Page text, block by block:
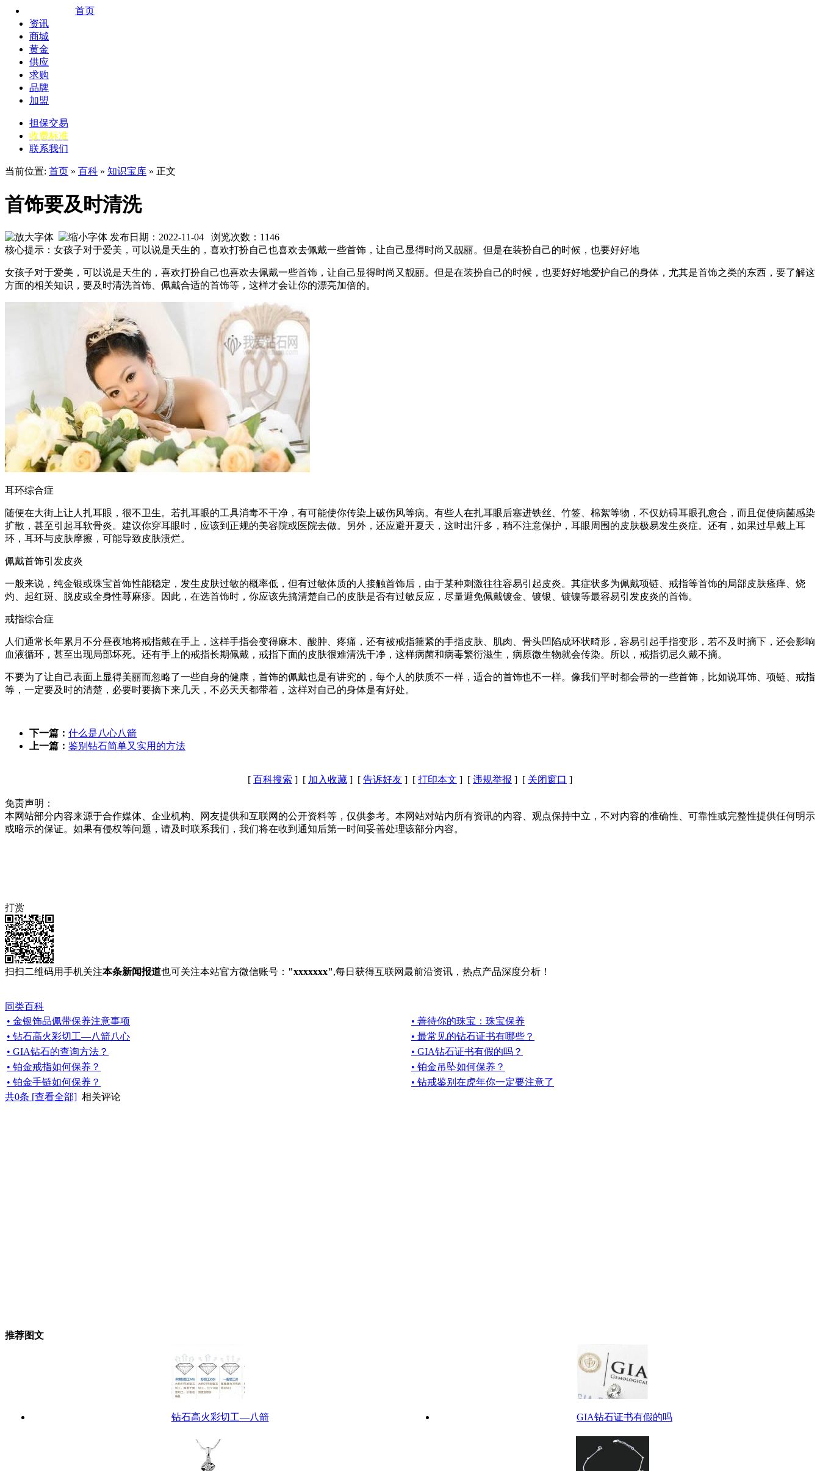
首页
资讯
商城
黄金
供应
求购
品牌
加盟
担保交易
收费标准
联系我们
当前位置: 首页 » 百科 » 知识宝库 » 正文
首饰要及时清洗
发布日期：2022-11-04 浏览次数： 1146
核心提示：女孩子对于爱美，可以说是天生的，喜欢打扮自己也喜欢去佩戴一些首饰，让自己显得时尚又靓丽。但是在装扮自己的时候，也要好好地
女孩子对于爱美，可以说是天生的，喜欢打扮自己也喜欢去佩戴一些首饰，让自己显得时尚又靓丽。但是在装扮自己的时候，也要好好地爱护自己的身体，尤其是首饰之类的东西，要了解这
方面的相关知识，要及时清洗首饰、佩戴合适的首饰等，这样才会让你的漂亮加倍的。
耳环综合症
随便在大街上让人扎耳眼，很不卫生。若扎耳眼的工具消毒不干净，有可能使你传染上破伤风等病。有些人在扎耳眼后塞进铁丝、竹签、棉絮等物，不仅妨碍耳眼孔愈合，而且促使病菌感染
扩散，甚至引起耳软骨炎。建议你穿耳眼时，应该到正规的美容院或医院去做。另外，还应避开夏天，这时出汗多，稍不注意保护，耳眼周围的皮肤极易发生炎症。还有，如果过早戴上耳
环，耳环与皮肤摩擦，可能导致皮肤溃烂。
佩戴首饰引发皮炎
一般来说，纯金银或珠宝首饰性能稳定，发生皮肤过敏的概率低，但有过敏体质的人接触首饰后，由于某种刺激往往容易引起皮炎。其症状多为佩戴项链、戒指等首饰的局部皮肤瘙痒、烧
灼、起红斑、脱皮或全身性荨麻疹。因此，在选首饰时，你应该先搞清楚自己的皮肤是否有过敏反应，尽量避免佩戴镀金、镀银、镀镍等最容易引发皮炎的首饰。
戒指综合症
人们通常长年累月不分昼夜地将戒指戴在手上，这样手指会变得麻木、酸肿、疼痛，还有被戒指箍紧的手指皮肤、肌肉、骨头凹陷成环状畸形，容易引起手指变形，若不及时摘下，还会影响
血液循环，甚至出现局部坏死。还有手上的戒指长期佩戴，戒指下面的皮肤很难清洗干净，这样病菌和病毒繁衍滋生，病原微生物就会传染。所以，戒指切忌久戴不摘。
不要为了让自己表面上显得美丽而忽略了一些自身的健康，首饰的佩戴也是有讲究的，每个人的肤质不一样，适合的首饰也不一样。像我们平时都会带的一些首饰，比如说耳饰、项链、戒指
等，一定要及时的清楚，必要时要摘下来几天，不必天天都带着，这样对自己的身体是有好处。
下一篇： 什么是八心八箭
上一篇： 鉴别钻石简单又实用的方法
[ 百科搜索 ] [ 加入收藏 ] [ 告诉好友 ] [ 打印本文 ] [ 违规举报 ] [ 关闭窗口 ]
免责声明：
本网站部分内容来源于合作媒体、企业机构、网友提供和互联网的公开资料等，仅供参考。本网站对站内所有资讯的内容、观点保持中立，不对内容的准确性、可靠性或完整性提供任何明示
或暗示的保证。如果有侵权等问题，请及时联系我们，我们将在收到通知后第一时间妥善处理该部分内容。
打赏
扫扫二维码用手机关注本条新闻报道也可关注本站官方微信账号： "xxxxxxx",每日获得互联网最前沿资讯，热点产品深度分析！
同类百科
• 金银饰品佩带保养注意事项
• 善待你的珠宝：珠宝保养
• 钻石高火彩切工—八箭八心
• 最常见的钻石证书有哪些？
• GIA钻石的查询方法？
• GIA钻石证书有假的吗？
• 铂金戒指如何保养？
• 铂金吊坠如何保养？
• 铂金手链如何保养？
• 钻戒鉴别在虎年你一定要注意了
共0条 [查看全部] 相关评论
推荐图文
钻石高火彩切工—八箭 GIA钻石证书有假的吗